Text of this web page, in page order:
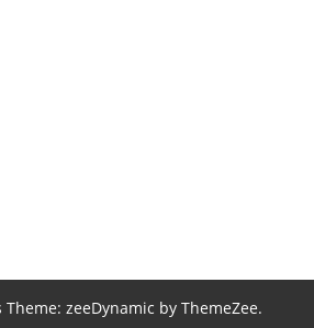
Theme: zeeDynamic by ThemeZee.